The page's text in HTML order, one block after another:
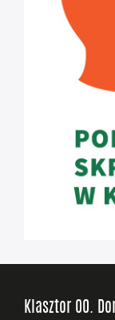
Klasztor OO.